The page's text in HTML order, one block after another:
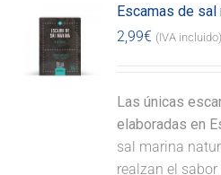
Escamas de
2,99€ (IVA incluido)
Las únicas
elaboradas en
sal marina
realzan el